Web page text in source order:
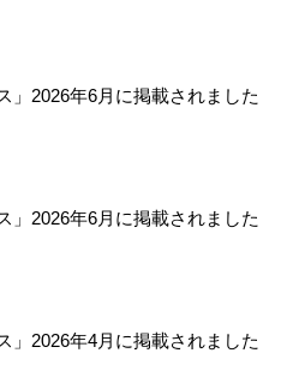
」2026年6月に掲載されました
」2026年6月に掲載されました
」2026年4月に掲載されました